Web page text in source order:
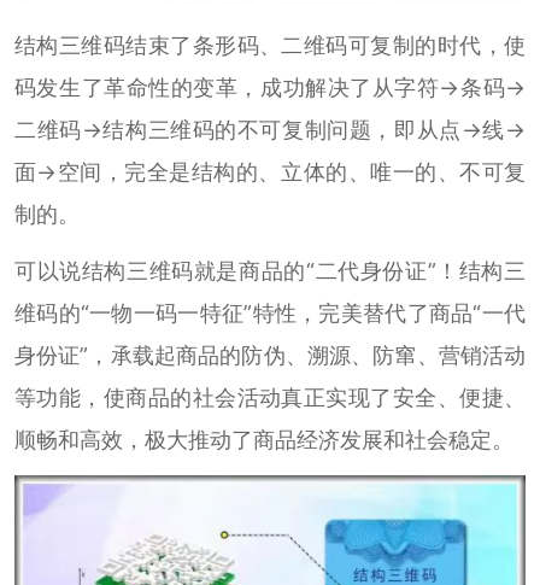
结构三维码结束了条形码、二维码可复制的时代，使
码发生了革命性的变革，成功解决了从字符→条码→
二维码→结构三维码的不可复制问题，即从点→线→
面→空间，完全是结构的、立体的、唯一的、不可复
制的。
可以说结构三维码就是商品的“二代身份证”！结构三
维码的“一物一码一特征”特性，完美替代了商品“一代
身份证”，承载起商品的防伪、溯源、防窜、营销活动
等功能，使商品的社会活动真正实现了安全、便捷、
顺畅和高效，极大推动了商品经济发展和社会稳定。